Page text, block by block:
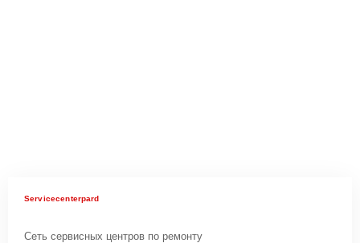
Servicecenterpard
Сеть сервисных центров по ремонту